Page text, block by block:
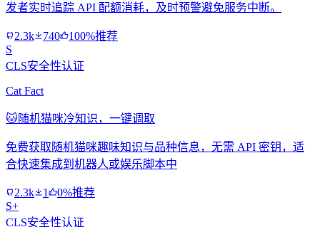
发者实时追踪 API 配额消耗，及时预警避免服务中断。
2.3k 740
100%推荐
S
CLS安全性认证
Cat Fact
🐱随机猫咪冷知识，一键调取
免费获取随机猫咪趣味知识与品种信息，无需 API 密钥，适
合快速集成到机器人或娱乐脚本中
2.3k 1
0%推荐
S+
CLS安全性认证